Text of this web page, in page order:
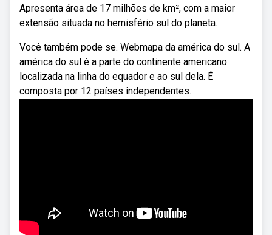
Apresenta área de 17 milhões de km², com a maior
extensão situada no hemisfério sul do planeta.
Você também pode se. Webmapa da américa do sul. A
américa do sul é a parte do continente americano
localizada na linha do equador e ao sul dela. É
composta por 12 países independentes.